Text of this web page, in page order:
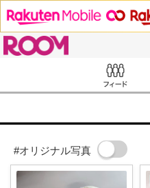
#オリジナル写真